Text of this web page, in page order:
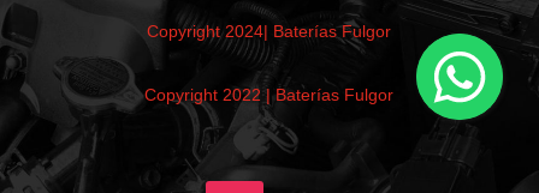
Copyright 2024| Baterías Fulgor
Copyright 2022 | Baterías Fulgor